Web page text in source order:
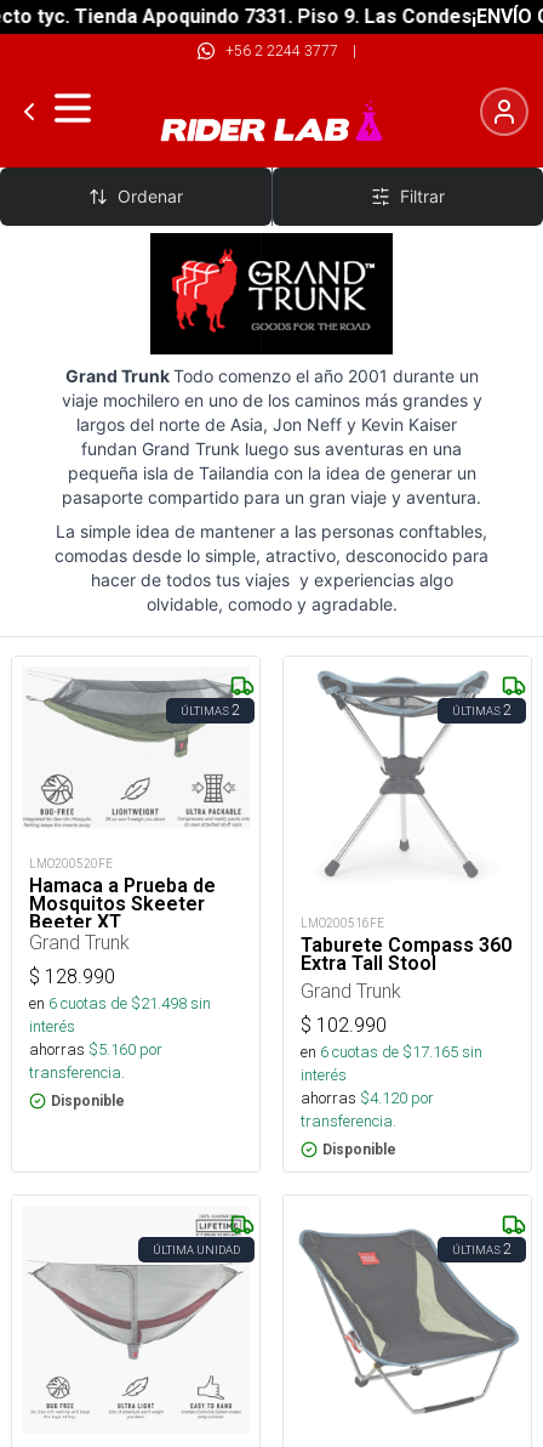
tyc. Tienda Apoquindo 7331. Piso 9. Las Condes¡ENVÍO
+56 2 2244 3777 |
Grand Trunk
Ordenar Filtrar
Grand TrunkTodo comenzo el año 2001 durante un
viaje mochilero en uno de los caminos más grandes y
largos del norte de Asia, Jon Neff y Kevin Kaiser
fundan Grand Trunk luego sus aventuras en una
pequeña isla de Tailandia con la idea de generar un
pasaporte compartido para un gran viaje y aventura.
La simple idea de mantener a las personas conftables,
comodas desde lo simple, atractivo, desconocido para
hacer de todos tus viajes y experiencias algo
olvidable, comodo y agradable.
ÚLTIMAS2
LMO200520FE
Hamaca a Prueba de
Mosquitos Skeeter
Beeter XT
Grand Trunk
$ 128.990
en 6cuotas de $21.498sin
interés
ahorras $5.160 por
transferencia.
Disponible
ÚLTIMAS2
LMO200516FE
Taburete Compass 360
Extra Tall Stool
Grand Trunk
$ 102.990
en 6cuotas de $17.165sin
interés
ahorras $4.120 por
transferencia.
Disponible
ÚLTIMA UNIDAD ÚLTIMAS2